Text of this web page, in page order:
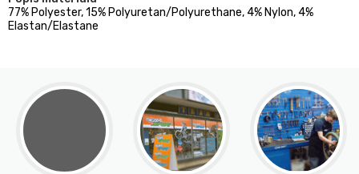
77% Polyester, 15% Polyuretan/Polyurethane, 4% Nylon, 4%
Elastan/Elastane